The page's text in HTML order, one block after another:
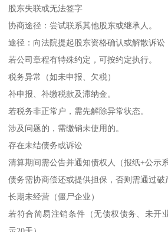
股东失联或无法签字
协商途径：尝试联系其他股东或继承人。
途径：向法院提起股东资格确认或解散诉讼
若公司章程有特殊约定，可按约定执行。
税务异常（如未申报、欠税）
补申报、补缴税款及滞纳金。
若税务非正常户，需先解除异常状态。
涉及问题的，需缴销未使用的。
存在未结债务或诉讼
清算期间需公告并通知债权人（报纸+公示系
债务需协商偿还或提供担保，否则需通过破
长期未经营（僵尸企业）
若符合简易注销条件（无债权债务、未开